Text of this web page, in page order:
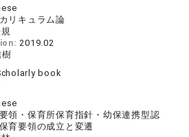
リキュラム論
2019.02
樹
book
領・保育所保育指針・幼保連携型認
育要領の成立と変遷